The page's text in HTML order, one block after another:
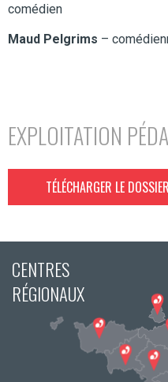
comédien
Maud Pelgrims –
EXPLOITATION
TÉLÉCHARGER LE
CENTRES
RÉGIONAUX